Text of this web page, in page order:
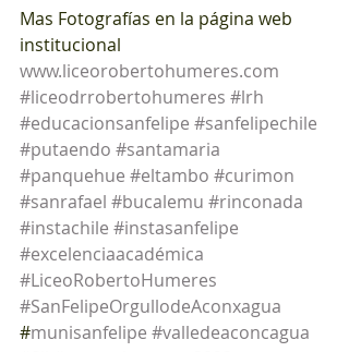
Mas Fotografías en la página web
institucional
www.liceorobertohumeres.com
#liceodrrobertohumeres #lrh
#educacionsanfelipe #sanfelipechile
#putaendo #santamaria
#panquehue #eltambo #curimon
#sanrafael #bucalemu #rinconada
#instachile #instasanfelipe
#excelenciaacadémica
#LiceoRobertoHumeres
#SanFelipeOrgullodeAconxagua
#munisanfelipe #valledeaconcagua